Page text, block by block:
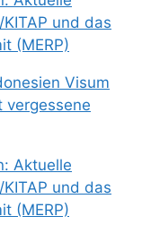
und das
(MERP)
Visum
vergessene
Aktuelle
und das
(MERP)